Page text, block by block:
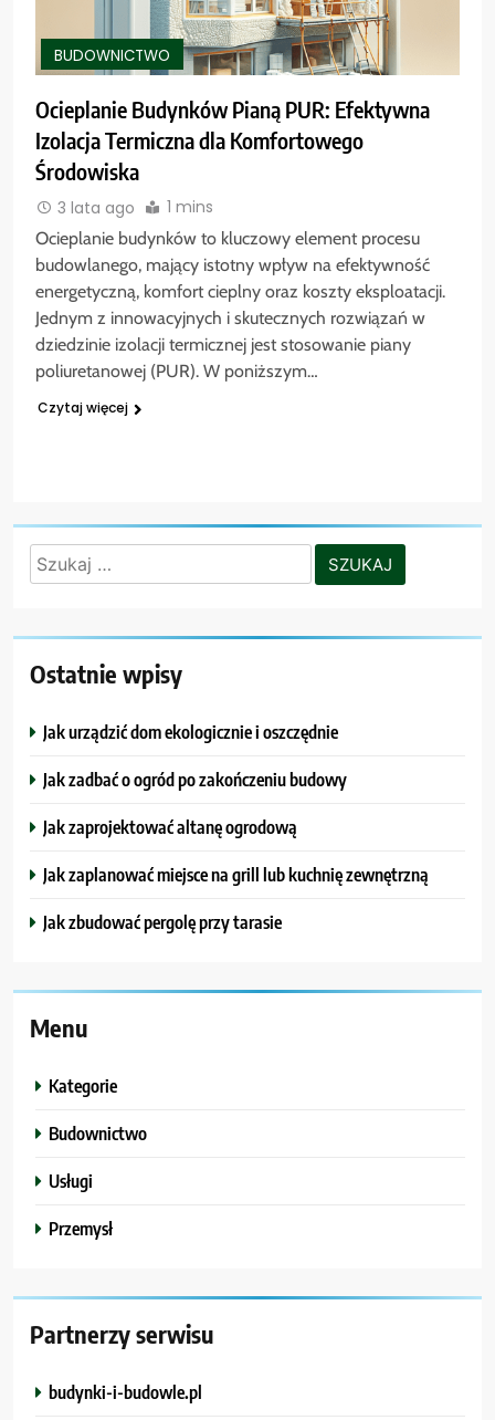
BUDOWNICTWO
Ocieplanie Budynków Pianą PUR: Efektywna
Izolacja Termiczna dla Komfortowego
Środowiska
3 lata ago 1 mins
Ocieplanie budynków to kluczowy element procesu
budowlanego, mający istotny wpływ na efektywność
energetyczną, komfort cieplny oraz koszty eksploatacji.
Jednym z innowacyjnych i skutecznych rozwiązań w
dziedzinie izolacji termicznej jest stosowanie piany
poliuretanowej (PUR). W poniższym…
Czytaj więcej
Szukaj:
Ostatnie wpisy
Jak urządzić dom ekologicznie i oszczędnie
Jak zadbać o ogród po zakończeniu budowy
Jak zaprojektować altanę ogrodową
Jak zaplanować miejsce na grill lub kuchnię zewnętrzną
Jak zbudować pergolę przy tarasie
Menu
Kategorie
Budownictwo
Usługi
Przemysł
Partnerzy serwisu
budynki-i-budowle.pl